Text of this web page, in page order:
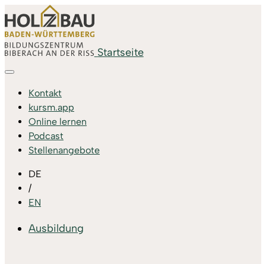
Startseite
Kontakt
kursm.app
Online lernen
Podcast
Stellenangebote
DE
/
EN
Ausbildung